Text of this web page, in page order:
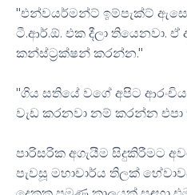
"එන්වයර්මන්ට් ඉම්පැක්ට්
ටී.ආර්.ඕ. එක දීලා තියෙනවා.
කන්ස්ට්‍රක්ෂන් කරන්න."
"ගිය සතියේ වගේ අපිට
වැඩ කරනවා නම් කරන්න
පාරිසරික අගැයීම සිදුකිරීමට
පැවසූ මහාචාර්ය තිලක්